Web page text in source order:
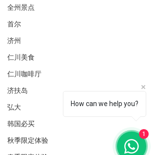
全州景点
首尔
济州
仁川美食
仁川咖啡厅
济扶岛
弘大
韩国必买
秋季限定体验
How can we help you?
1